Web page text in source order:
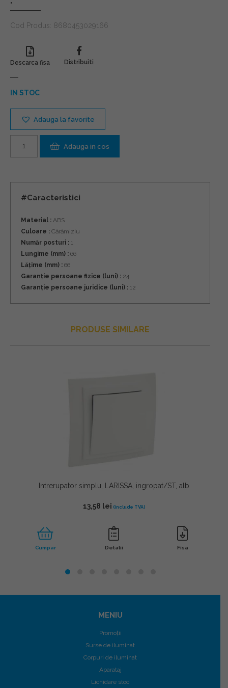
"
Cod Produs: 8680453029166
Descarca fisa Distribuiti
IN STOC
Adauga la favorite
Adauga in cos
#Caracteristici
Material : ABS
Culoare : Cărămiziu
Număr posturi : 1
Lungime (mm) : 66
Lățime (mm) : 66
Garanție persoane fizice (luni) : 24
Garanție persoane juridice (luni) : 12
PRODUSE SIMILARE
Intrerupator simplu, LARISSA, ingropat/ST, alb
13,58 lei
Cumpar Detalii Fisa
MENIU
Promoții
Surse de iluminat
Corpuri de iluminat
Aparataj
Lichidare stoc